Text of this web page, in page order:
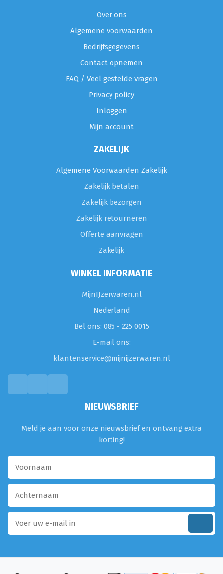
Over ons
Algemene voorwaarden
Bedrijfsgegevens
Contact opnemen
FAQ / Veel gestelde vragen
Privacy policy
Inloggen
Mijn account
ZAKELIJK
Algemene Voorwaarden Zakelijk
Zakelijk betalen
Zakelijk bezorgen
Zakelijk retourneren
Offerte aanvragen
Zakelijk
WINKEL INFORMATIE
MijnIJzerwaren.nl
Nederland
Bel ons: 085 - 225 0015
E-mail ons:
klantenservice@mijnijzerwaren.nl
NIEUWSBRIEF
Meld je aan voor onze nieuwsbrief en ontvang extra
korting!